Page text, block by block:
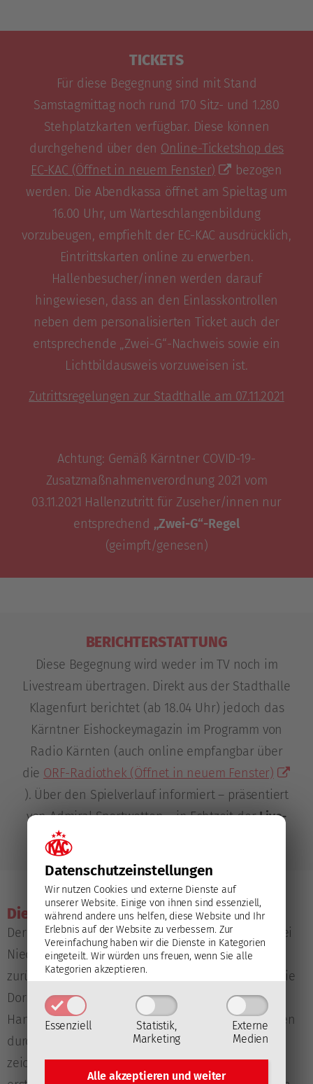
Datenschutz­einstellungen
Wir nutzen Cookies und externe Dienste auf
unserer Website. Einige von ihnen sind essenziell,
während andere uns helfen, diese Website und Ihr
Erlebnis auf der Website zu verbessern. Zur
Vereinfachung haben wir die Dienste in Kategorien
eingeteilt. Wir würden uns freuen, wenn Sie alle
Kategorien akzeptieren.
Essenziell
Statistik,
Marketing
Externe
Medien
Alle akzeptieren undweiter
TICKETS
Für diese Begegnung sind mit Stand
Samstagmittag noch rund 170 Sitz- und 1.280
Stehplatzkarten verfügbar. Diese können
durchgehend über den Online-Ticketshop des
EC-KAC (Öffnet in neuem Fenster)
bezogen
werden. Die Abendkassa öffnet am Spieltag um
16.00 Uhr, um Warteschlangenbildung
vorzubeugen, empfiehlt der EC-KAC ausdrücklich,
Eintrittskarten online zu erwerben.
Hallenbesucher/innen werden darauf
hingewiesen, dass an den Einlasskontrollen
neben dem personalisierten Ticket auch der
entsprechende „Zwei-G“-Nachweis sowie ein
Lichtbildausweis vorzuweisen ist.
Zutrittsregelungen zur Stadthalle am 07.11.2021
Achtung: Gemäß Kärntner COVID-19-
Zusatzmaßnahmenverordnung 2021 vom
03.11.2021 Hallenzutritt für Zuseher/innen nur
entsprechend „Zwei-G“-Regel
(geimpft/genesen)
BERICHTERSTATTUNG
Diese Begegnung wird weder im TV noch im
Livestream übertragen. Direkt aus der Stadthalle
Klagenfurt berichtet (ab 18.04 Uhr) jedoch das
Kärntner Eishockeymagazin im Programm von
Radio Kärnten (auch online empfangbar über
die ORF-Radiothek (Öffnet in neuem Fenster)
). Über den Spielverlauf informiert – präsentiert
von Admiral Sportwetten – in Echtzeit derLive-
Die Ausgangssituation:
Der EC-KAC kehrte am Freitagabend nach zuvor drei
Niederlagen am Stück wieder auf die Siegerstraße
zurück: Die Rotjacken gaben im Heimspiel gegen die
Dornbirn Bulldogs zwar eine 3:1-Führung aus der
Hand, setzten sich letztlich aber im Penaltyschießen
durch. Thomas Vallant und Clemens Unterweger
zeichneten im 22. Bewerbsspiel der Saison für die